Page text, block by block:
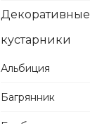
Декоративные
кустарники
Альбиция
Багрянник